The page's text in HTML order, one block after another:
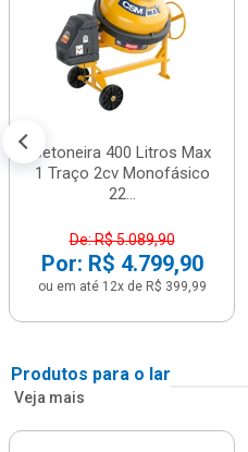
Betoneira 400 Litros Max
1 Traço 2cv Monofásico
22...
De: R$ 5.089,90
Por: R$ 4.799,90
ou em até 12x de R$ 399,99
Produtos para o lar
Veja mais